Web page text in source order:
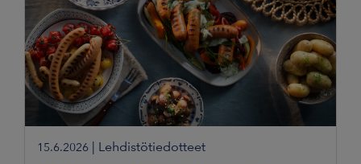
15.6.2026 Lehdistötiedotteet